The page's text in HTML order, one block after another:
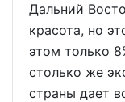
Дальний
красота, но
этом только
столько же
страны дает